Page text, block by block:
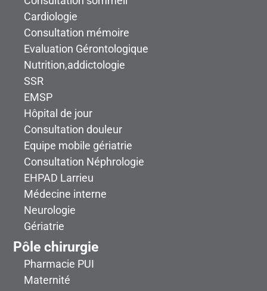
Cardiologie
Consultation mémoire
Evaluation Gérontologique
Nutrition,addictologie
SSR
EMSP
Hôpital de jour
Consultation douleur
Equipe mobile gériatrie
Consultation Néphrologie
EHPAD Larrieu
Médecine interne
Neurologie
Gériatrie
Pôle chirurgie
Pharmacie PUI
Maternité